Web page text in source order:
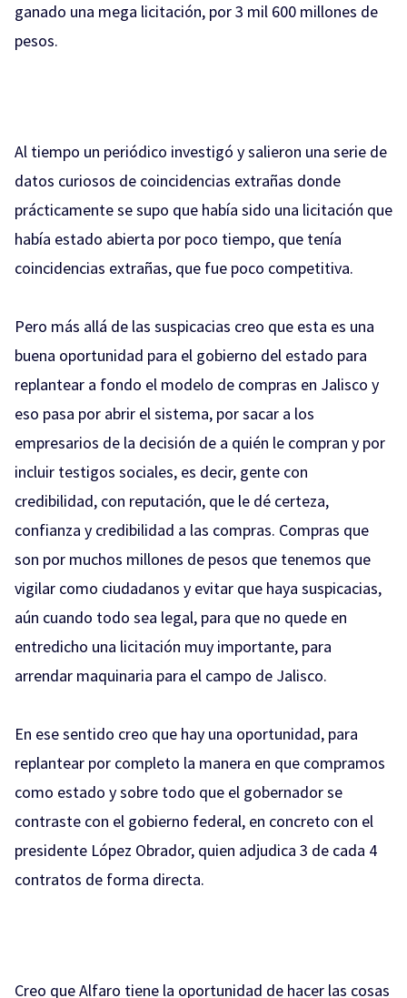
ganado una mega licitación, por 3 mil 600 millones de
pesos.
Al tiempo un periódico investigó y salieron una serie de
datos curiosos de coincidencias extrañas donde
prácticamente se supo que había sido una licitación que
había estado abierta por poco tiempo, que tenía
coincidencias extrañas, que fue poco competitiva.
Pero más allá de las suspicacias creo que esta es una
buena oportunidad para el gobierno del estado para
replantear a fondo el modelo de compras en Jalisco y
eso pasa por abrir el sistema, por sacar a los
empresarios de la decisión de a quién le compran y por
incluir testigos sociales, es decir, gente con
credibilidad, con reputación, que le dé certeza,
confianza y credibilidad a las compras. Compras que
son por muchos millones de pesos que tenemos que
vigilar como ciudadanos y evitar que haya suspicacias,
aún cuando todo sea legal, para que no quede en
entredicho una licitación muy importante, para
arrendar maquinaria para el campo de Jalisco.
En ese sentido creo que hay una oportunidad, para
replantear por completo la manera en que compramos
como estado y sobre todo que el gobernador se
contraste con el gobierno federal, en concreto con el
presidente López Obrador, quien adjudica 3 de cada 4
contratos de forma directa.
Creo que Alfaro tiene la oportunidad de hacer las cosas